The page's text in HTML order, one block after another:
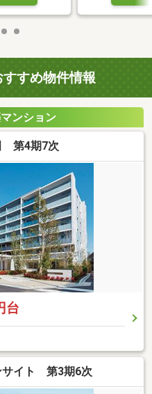
すめ物件情報
ンション
第4期7次
台
サイト 第3期6次